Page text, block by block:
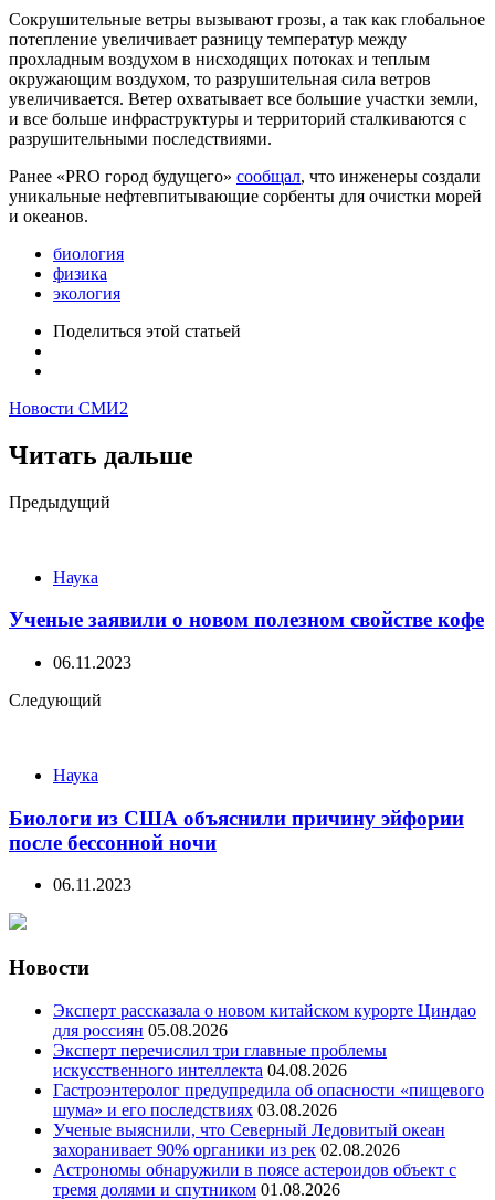
Сокрушительные ветры вызывают грозы, а так как глобальное
потепление увеличивает разницу температур между
прохладным воздухом в нисходящих потоках и теплым
окружающим воздухом, то разрушительная сила ветров
увеличивается. Ветер охватывает все большие участки земли,
и все больше инфраструктуры и территорий сталкиваются с
разрушительными последствиями.
Ранее «PRO город будущего» сообщал, что инженеры создали
уникальные нефтевпитывающие сорбенты для очистки морей
и океанов.
биология
физика
экология
Поделиться этой статьей
Новости СМИ2
Читать дальше
Post
Предыдущий
Наука
Ученые заявили о новом полезном свойстве кофе
06.11.2023
Следующий
Наука
Биологи из США объяснили причину эйфории
после бессонной ночи
06.11.2023
Новости
Эксперт рассказала о новом китайском курорте Циндао
для россиян 05.08.2026
Эксперт перечислил три главные проблемы
искусственного интеллекта 04.08.2026
Гастроэнтеролог предупредила об опасности «пищевого
шума» и его последствиях 03.08.2026
Ученые выяснили, что Северный Ледовитый океан
захоранивает 90% органики из рек 02.08.2026
Астрономы обнаружили в поясе астероидов объект с
тремя долями и спутником 01.08.2026